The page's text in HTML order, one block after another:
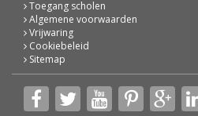
Toegang scholen
Algemene voorwaarden
Vrijwaring
Cookiebeleid
Sitemap